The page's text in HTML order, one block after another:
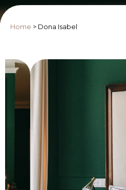
Home > Dona Isabel